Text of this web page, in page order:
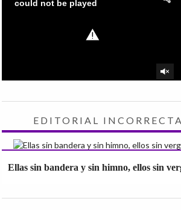
EDITORIAL INCORRECTA
Ellas sin bandera y sin himno, ellos sin